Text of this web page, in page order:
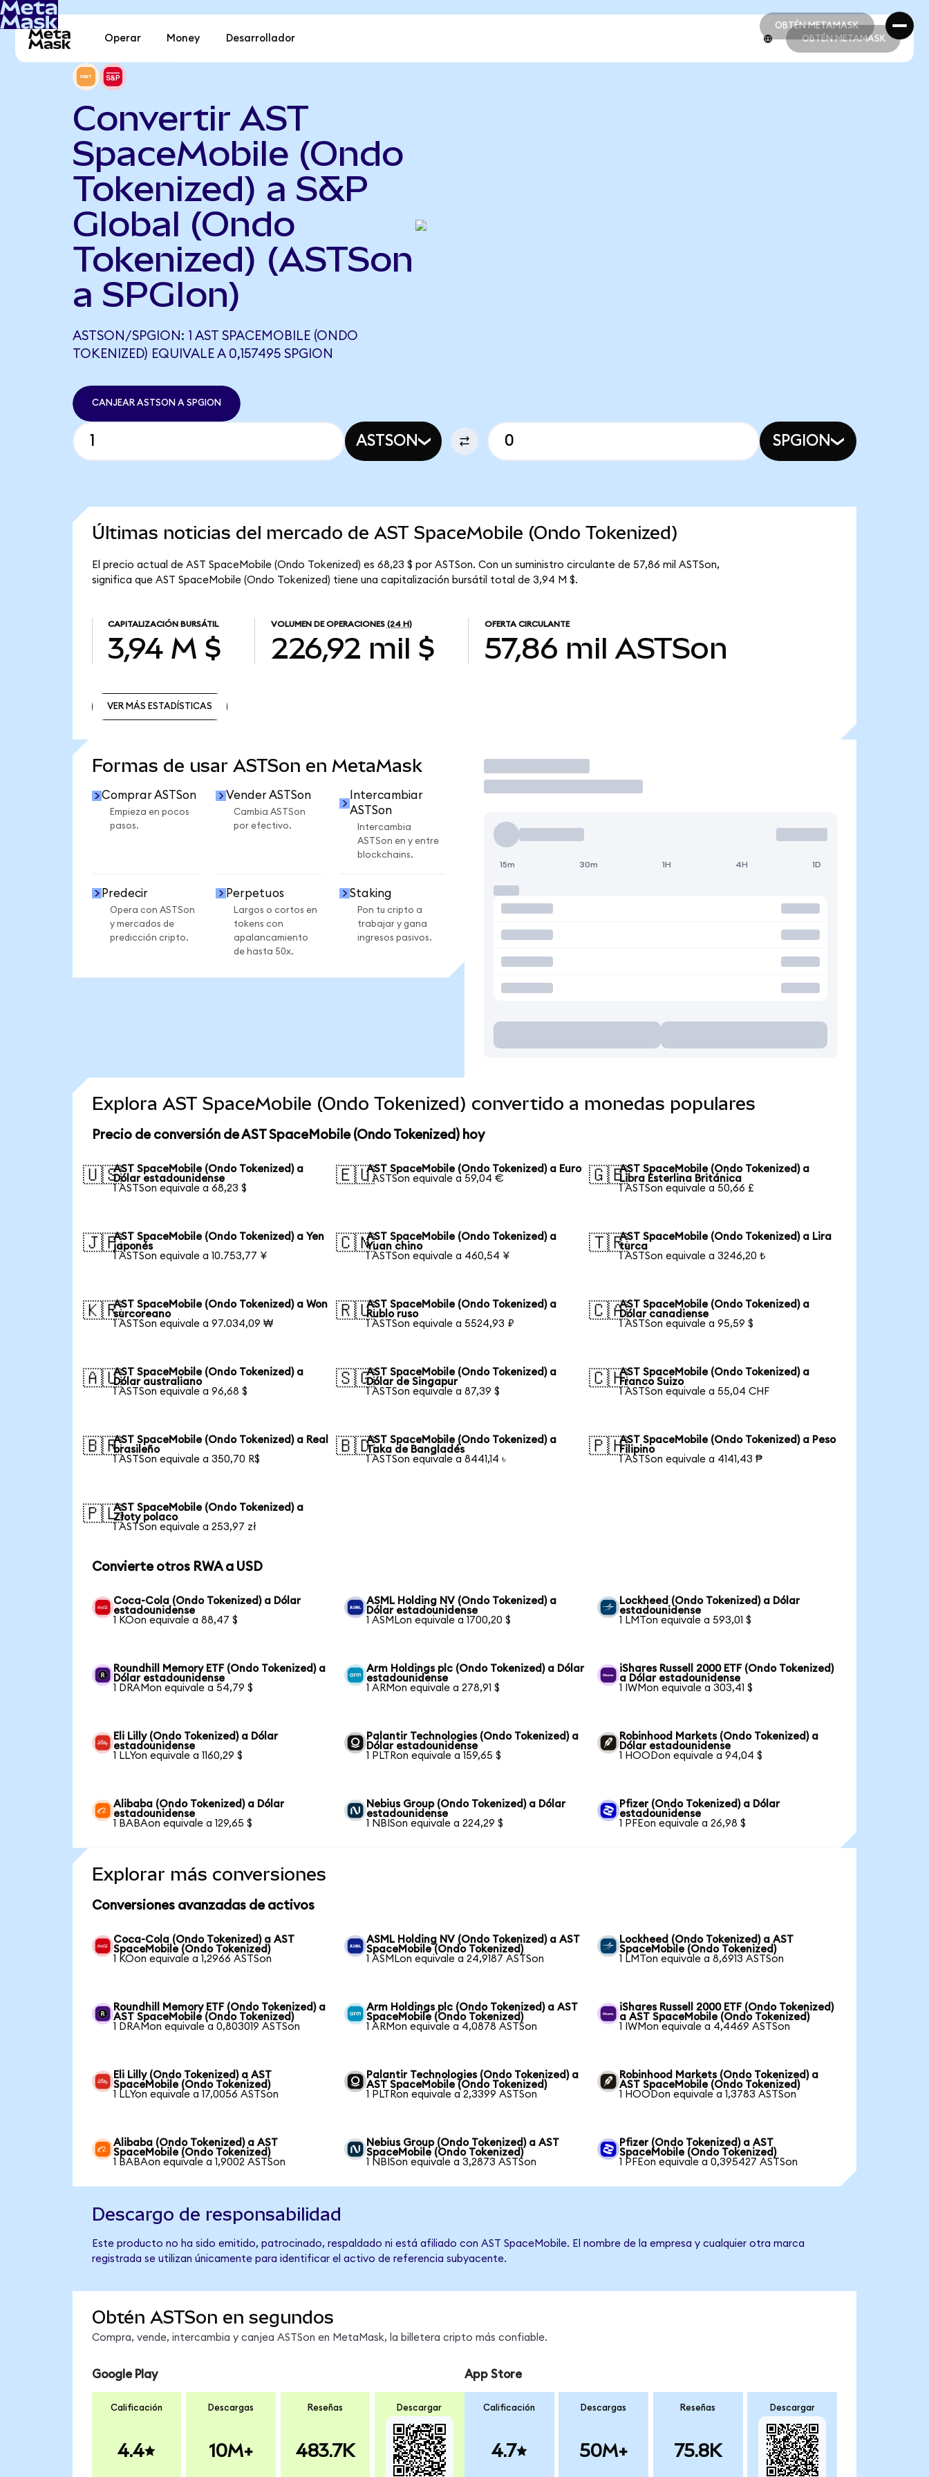
OBTÉN METAMASK
OBTÉN METAMASK
Operar Money Desarrollador OBTÉN METAMASK
Convertir AST
SpaceMobile (Ondo
Tokenized) a S&P
Global (Ondo
Tokenized) (ASTSon
a SPGIon)
ASTSON/SPGION: 1 AST SPACEMOBILE (ONDO
TOKENIZED) EQUIVALE A 0,157495 SPGION
CANJEAR ASTSON A SPGION
ASTSON SPGION
Últimas noticias del mercado de AST SpaceMobile (Ondo Tokenized)
El precio actual de AST SpaceMobile (Ondo Tokenized) es 68,23 $ por ASTSon. Con un suministro circulante de 57,86 mil ASTSon,
significa que AST SpaceMobile (Ondo Tokenized) tiene una capitalización bursátil total de 3,94 M $.
CAPITALIZACIÓN BURSÁTIL
3,94 M $
VOLUMEN DE OPERACIONES (24 H)
226,92 mil $
OFERTA CIRCULANTE
57,86 mil ASTSon
VER MÁS ESTADÍSTICAS
Formas de usar ASTSon en MetaMask
Comprar ASTSon
Empieza en pocos
pasos.
Vender ASTSon
Cambia ASTSon
por efectivo.
Intercambiar
ASTSon
Intercambia
ASTSon en y entre
blockchains.
Predecir
Opera con ASTSon
y mercados de
predicción cripto.
Perpetuos
Largos o cortos en
tokens con
apalancamiento
de hasta 50x.
Staking
Pon tu cripto a
trabajar y gana
ingresos pasivos.
Operar
15m 30m 1H 4H 1D
Explora AST SpaceMobile (Ondo Tokenized) convertido a monedas populares
Precio de conversión de AST SpaceMobile (Ondo Tokenized) hoy
🇺🇸AST SpaceMobile (Ondo Tokenized) a
Dólar estadounidense
1 ASTSon equivale a 68,23 $
🇪🇺AST SpaceMobile (Ondo Tokenized) a Euro
1 ASTSon equivale a 59,04 €
🇬🇧AST SpaceMobile (Ondo Tokenized) a
Libra Esterlina Británica
1 ASTSon equivale a 50,66 £
🇯🇵AST SpaceMobile (Ondo Tokenized) a Yen
japonés
1 ASTSon equivale a 10.753,77 ¥
🇨🇳AST SpaceMobile (Ondo Tokenized) a
Yuan chino
1 ASTSon equivale a 460,54 ¥
🇹🇷AST SpaceMobile (Ondo Tokenized) a Lira
turca
1 ASTSon equivale a 3246,20 ₺
🇰🇷AST SpaceMobile (Ondo Tokenized) a Won
surcoreano
1 ASTSon equivale a 97.034,09 ₩
🇷🇺AST SpaceMobile (Ondo Tokenized) a
Rublo ruso
1 ASTSon equivale a 5524,93 ₽
🇨🇦AST SpaceMobile (Ondo Tokenized) a
Dólar canadiense
1 ASTSon equivale a 95,59 $
🇦🇺AST SpaceMobile (Ondo Tokenized) a
Dólar australiano
1 ASTSon equivale a 96,68 $
🇸🇬AST SpaceMobile (Ondo Tokenized) a
Dólar de Singapur
1 ASTSon equivale a 87,39 $
🇨🇭AST SpaceMobile (Ondo Tokenized) a
Franco Suizo
1 ASTSon equivale a 55,04 CHF
🇧🇷AST SpaceMobile (Ondo Tokenized) a Real
brasileño
1 ASTSon equivale a 350,70 R$
🇧🇩AST SpaceMobile (Ondo Tokenized) a
Taka de Bangladés
1 ASTSon equivale a 8441,14 ৳
🇵🇭AST SpaceMobile (Ondo Tokenized) a Peso
Filipino
1 ASTSon equivale a 4141,43 ₱
🇵🇱AST SpaceMobile (Ondo Tokenized) a
Złoty polaco
1 ASTSon equivale a 253,97 zł
Convierte otros RWA a USD
Coca-Cola (Ondo Tokenized) a Dólar
estadounidense
1 KOon equivale a 88,47 $
ASML Holding NV (Ondo Tokenized) a
Dólar estadounidense
1 ASMLon equivale a 1700,20 $
Lockheed (Ondo Tokenized) a Dólar
estadounidense
1 LMTon equivale a 593,01 $
Roundhill Memory ETF (Ondo Tokenized) a
Dólar estadounidense
1 DRAMon equivale a 54,79 $
Arm Holdings plc (Ondo Tokenized) a Dólar
estadounidense
1 ARMon equivale a 278,91 $
iShares Russell 2000 ETF (Ondo Tokenized)
a Dólar estadounidense
1 IWMon equivale a 303,41 $
Eli Lilly (Ondo Tokenized) a Dólar
estadounidense
1 LLYon equivale a 1160,29 $
Palantir Technologies (Ondo Tokenized) a
Dólar estadounidense
1 PLTRon equivale a 159,65 $
Robinhood Markets (Ondo Tokenized) a
Dólar estadounidense
1 HOODon equivale a 94,04 $
Alibaba (Ondo Tokenized) a Dólar
estadounidense
1 BABAon equivale a 129,65 $
Nebius Group (Ondo Tokenized) a Dólar
estadounidense
1 NBISon equivale a 224,29 $
Pfizer (Ondo Tokenized) a Dólar
estadounidense
1 PFEon equivale a 26,98 $
Explorar más conversiones
Conversiones avanzadas de activos
Coca-Cola (Ondo Tokenized) a AST
SpaceMobile (Ondo Tokenized)
1 KOon equivale a 1,2966 ASTSon
ASML Holding NV (Ondo Tokenized) a AST
SpaceMobile (Ondo Tokenized)
1 ASMLon equivale a 24,9187 ASTSon
Lockheed (Ondo Tokenized) a AST
SpaceMobile (Ondo Tokenized)
1 LMTon equivale a 8,6913 ASTSon
Roundhill Memory ETF (Ondo Tokenized) a
AST SpaceMobile (Ondo Tokenized)
1 DRAMon equivale a 0,803019 ASTSon
Arm Holdings plc (Ondo Tokenized) a AST
SpaceMobile (Ondo Tokenized)
1 ARMon equivale a 4,0878 ASTSon
iShares Russell 2000 ETF (Ondo Tokenized)
a AST SpaceMobile (Ondo Tokenized)
1 IWMon equivale a 4,4469 ASTSon
Eli Lilly (Ondo Tokenized) a AST
SpaceMobile (Ondo Tokenized)
1 LLYon equivale a 17,0056 ASTSon
Palantir Technologies (Ondo Tokenized) a
AST SpaceMobile (Ondo Tokenized)
1 PLTRon equivale a 2,3399 ASTSon
Robinhood Markets (Ondo Tokenized) a
AST SpaceMobile (Ondo Tokenized)
1 HOODon equivale a 1,3783 ASTSon
Alibaba (Ondo Tokenized) a AST
SpaceMobile (Ondo Tokenized)
1 BABAon equivale a 1,9002 ASTSon
Nebius Group (Ondo Tokenized) a AST
SpaceMobile (Ondo Tokenized)
1 NBISon equivale a 3,2873 ASTSon
Pfizer (Ondo Tokenized) a AST
SpaceMobile (Ondo Tokenized)
1 PFEon equivale a 0,395427 ASTSon
Descargo de responsabilidad
Este producto no ha sido emitido, patrocinado, respaldado ni está afiliado con AST SpaceMobile. El nombre de la empresa y cualquier otra marca
registrada se utilizan únicamente para identificar el activo de referencia subyacente.
Obtén ASTSon en segundos
Compra, vende, intercambia y canjea ASTSon en MetaMask, la billetera cripto más confiable.
Google Play
Calificación
4.4
Descargas
10M+
Reseñas
483.7K
Descargar
App Store
Calificación
4.7
Descargas
50M+
Reseñas
75.8K
Descargar